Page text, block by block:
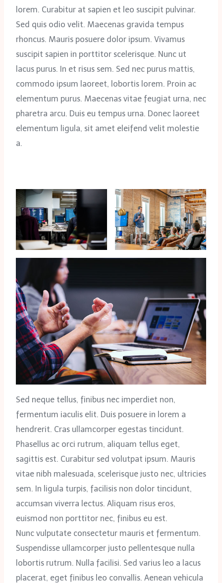
lorem. Curabitur at sapien et leo suscipit pulvinar.
Sed quis odio velit. Maecenas gravida tempus
rhoncus. Mauris posuere dolor ipsum. Vivamus
suscipit sapien in porttitor scelerisque. Nunc ut
lacus purus. In et risus sem. Sed nec purus mattis,
commodo ipsum laoreet, lobortis lorem. Proin ac
elementum purus. Maecenas vitae feugiat urna, nec
pharetra arcu. Duis eu tempus urna. Donec laoreet
elementum ligula, sit amet eleifend velit molestie
a.
Sed neque tellus, finibus nec imperdiet non,
fermentum iaculis elit. Duis posuere in lorem a
hendrerit. Cras ullamcorper egestas tincidunt.
Phasellus ac orci rutrum, aliquam tellus eget,
sagittis est. Curabitur sed volutpat ipsum. Mauris
vitae nibh malesuada, scelerisque justo nec, ultricies
sem. In ligula turpis, facilisis non dolor tincidunt,
accumsan viverra lectus. Aliquam risus eros,
euismod non porttitor nec, finibus eu est.
Nunc vulputate consectetur mauris et fermentum.
Suspendisse ullamcorper justo pellentesque nulla
lobortis rutrum. Nulla facilisi. Sed varius leo a lacus
placerat, eget finibus leo convallis. Aenean vehicula